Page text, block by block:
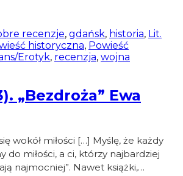
recenzje, gdańsk, historia, Lit.
historyczna, Powieść
Erotyk, recenzja, wojna
„Bezdroża” Ewa
wokół miłości […] Myślę, że każdy
do miłości, a ci, którzy najbardziej
najmocniej”. Nawet książki,…